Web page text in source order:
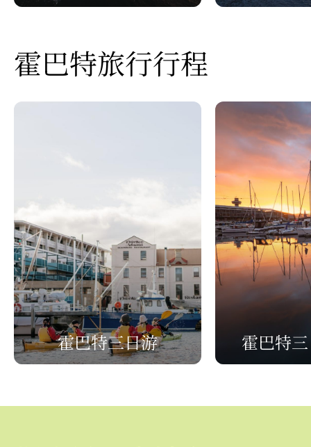
霍巴特旅行行程
霍巴特三日游 霍巴特